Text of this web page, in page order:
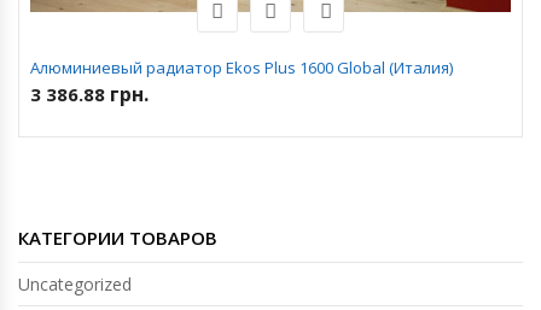
Алюминиевый радиатор Ekos Plus 1600 Global (Италия)
3 386.88 грн.
КАТЕГОРИИ ТОВАРОВ
Uncategorized